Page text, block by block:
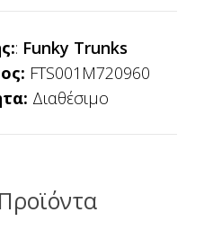
: Funky Trunks
FTS001M720960
Διαθέσιμο